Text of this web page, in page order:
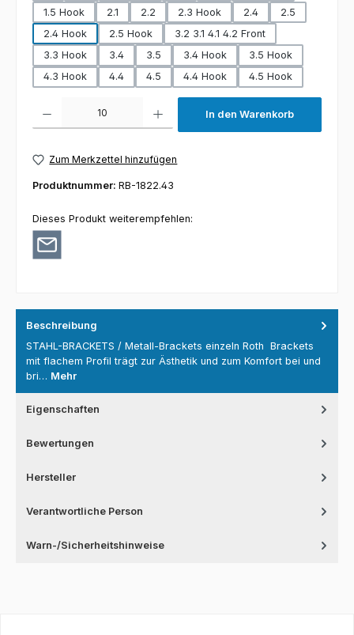
1.5 Hook
2.1 2.2 2.3 Hook 2.4
2.5
2.4 Hook
2.5 Hook
3.2 3.1 4.1 4.2 Front
3.3 Hook
3.4 3.5 3.4 Hook
3.5 Hook
4.3 Hook
4.4 4.5 4.4 Hook 4.5 Hook
In den Warenkorb
Zum Merkzettel hinzufügen
Produktnummer: RB-1822.43
Dieses Produkt weiterempfehlen:
Beschreibung
STAHL-BRACKETS / Metall-Brackets einzeln Roth Brackets
mit flachem Profil trägt zur Ästhetik und zum Komfort bei und
bri… Mehr
Eigenschaften
Bewertungen
Hersteller
Verantwortliche Person
Warn-/Sicherheitshinweise